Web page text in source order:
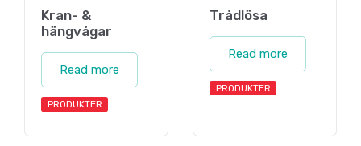
Kran- &
hängvågar
Read more
PRODUKTER
Trådlösa
Read more
PRODUKTER